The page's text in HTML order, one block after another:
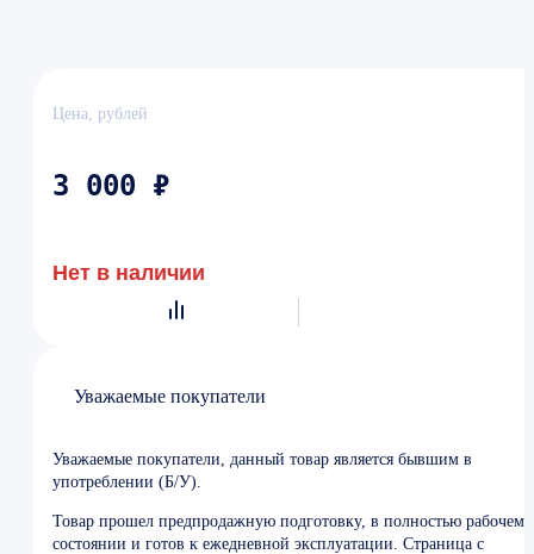
Цена, рублей
3 000 ₽
Нет в наличии
Уважаемые покупатели
Уважаемые покупатели, данный товар является бывшим в
употреблении (Б/У).
Товар прошел предпродажную подготовку, в полностью рабочем
состоянии и готов к ежедневной эксплуатации. Страница с